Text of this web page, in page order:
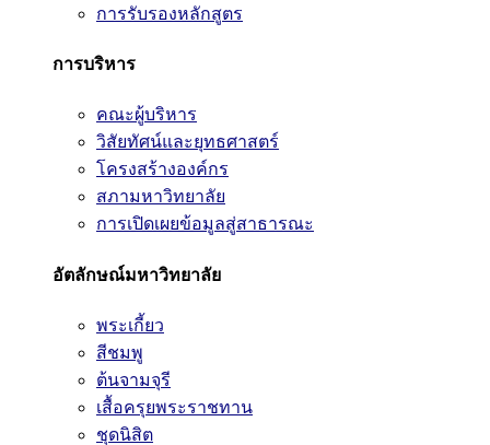
การรับรองหลักสูตร
การบริหาร
คณะผู้บริหาร
วิสัยทัศน์และยุทธศาสตร์
โครงสร้างองค์กร
สภามหาวิทยาลัย
การเปิดเผยข้อมูลสู่สาธารณะ
อัตลักษณ์มหาวิทยาลัย
พระเกี้ยว
สีชมพู
ต้นจามจุรี
เสื้อครุยพระราชทาน
ชุดนิสิต